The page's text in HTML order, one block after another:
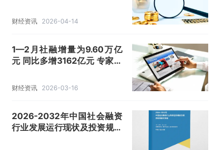
财经资讯 2026-04-14
1—2月社融增量为9.60万亿
元 同比多增3162亿元 专家：
现
财经资讯 2026-03-16
2026-2032年中国社会融资
行业发展运行现状及投资规划